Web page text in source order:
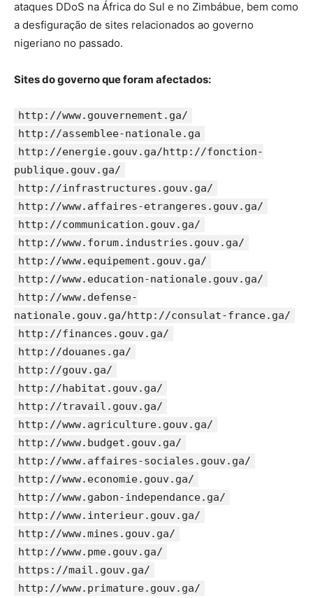
ataques DDoS na África do Sul e no Zimbábue, bem como
a desfiguração de sites relacionados ao governo
nigeriano no passado.
Sites do governo que foram afectados:
http://www.gouvernement.ga/
http://assemblee-nationale.ga
http://energie.gouv.ga/http://fonction-
publique.gouv.ga/
http://infrastructures.gouv.ga/
http://www.affaires-etrangeres.gouv.ga/
http://communication.gouv.ga/
http://www.forum.industries.gouv.ga/
http://www.equipement.gouv.ga/
http://www.education-nationale.gouv.ga/
http://www.defense-
nationale.gouv.ga/http://consulat-france.ga/
http://finances.gouv.ga/
http://douanes.ga/
http://gouv.ga/
http://habitat.gouv.ga/
http://travail.gouv.ga/
http://www.agriculture.gouv.ga/
http://www.budget.gouv.ga/
http://www.affaires-sociales.gouv.ga/
http://www.economie.gouv.ga/
http://www.gabon-independance.ga/
http://www.interieur.gouv.ga/
http://www.mines.gouv.ga/
http://www.pme.gouv.ga/
https://mail.gouv.ga/
http://www.primature.gouv.ga/